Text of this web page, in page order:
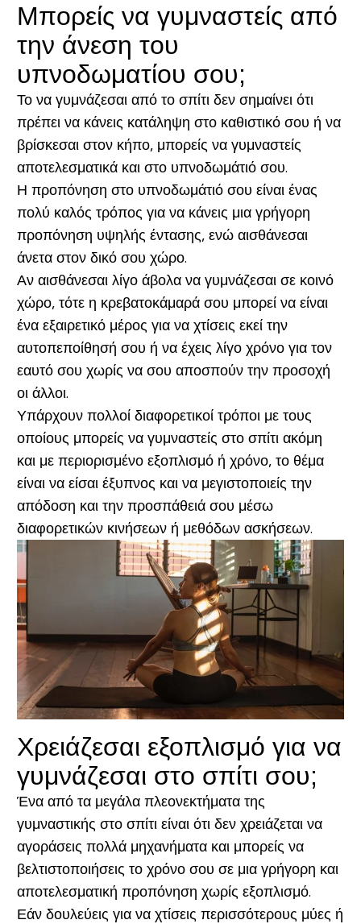
Μπορείς να γυμναστείς από
την άνεση του
υπνοδωματίου σου;
Το να γυμνάζεσαι από το σπίτι δεν σημαίνει ότι
πρέπει να κάνεις κατάληψη στο καθιστικό σου ή να
βρίσκεσαι στον κήπο, μπορείς να γυμναστείς
αποτελεσματικά και στο υπνοδωμάτιό σου.
Η προπόνηση στο υπνοδωμάτιό σου είναι ένας
πολύ καλός τρόπος για να κάνεις μια γρήγορη
προπόνηση υψηλής έντασης, ενώ αισθάνεσαι
άνετα στον δικό σου χώρο.
Αν αισθάνεσαι λίγο άβολα να γυμνάζεσαι σε κοινό
χώρο, τότε η κρεβατοκάμαρά σου μπορεί να είναι
ένα εξαιρετικό μέρος για να χτίσεις εκεί την
αυτοπεποίθησή σου ή να έχεις λίγο χρόνο για τον
εαυτό σου χωρίς να σου αποσπούν την προσοχή
οι άλλοι.
Υπάρχουν πολλοί διαφορετικοί τρόποι με τους
οποίους μπορείς να γυμναστείς στο σπίτι ακόμη
και με περιορισμένο εξοπλισμό ή χρόνο, το θέμα
είναι να είσαι έξυπνος και να μεγιστοποιείς την
απόδοση και την προσπάθειά σου μέσω
διαφορετικών κινήσεων ή μεθόδων ασκήσεων.
Χρειάζεσαι εξοπλισμό για να
γυμνάζεσαι στο σπίτι σου;
Ένα από τα μεγάλα πλεονεκτήματα της
γυμναστικής στο σπίτι είναι ότι δεν χρειάζεται να
αγοράσεις πολλά μηχανήματα και μπορείς να
βελτιστοποιήσεις το χρόνο σου σε μια γρήγορη και
αποτελεσματική προπόνηση χωρίς εξοπλισμό.
Εάν δουλεύεις για να χτίσεις περισσότερους μύες ή